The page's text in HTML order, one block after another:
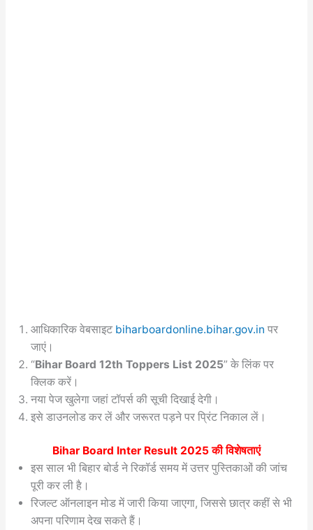
आधिकारिक वेबसाइट biharboardonline.bihar.gov.in पर
जाएं।
“Bihar Board 12th Toppers List 2025” के लिंक पर
क्लिक करें।
नया पेज खुलेगा जहां टॉपर्स की सूची दिखाई देगी।
इसे डाउनलोड कर लें और जरूरत पड़ने पर प्रिंट निकाल लें।
Bihar Board Inter Result 2025की विशेषताएं
इस साल भी बिहार बोर्ड ने रिकॉर्ड समय में उत्तर पुस्तिकाओं की जांच
पूरी कर ली है।
रिजल्ट ऑनलाइन मोड में जारी किया जाएगा, जिससे छात्र कहीं से भी
अपना परिणाम देख सकते हैं।